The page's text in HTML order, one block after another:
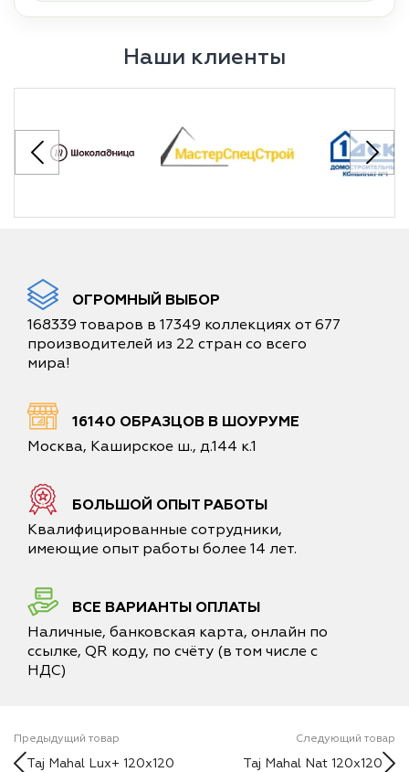
Наши клиенты
ОГРОМНЫЙ ВЫБОР
168339 товаров в 17349 коллекциях от 677
производителей из 22 стран со всего
мира!
16140 ОБРАЗЦОВ В ШОУРУМЕ
Москва, Каширское ш., д.144 к.1
БОЛЬШОЙ ОПЫТ РАБОТЫ
Квалифицированные сотрудники,
имеющие опыт работы более 14 лет.
ВСЕ ВАРИАНТЫ ОПЛАТЫ
Наличные, банковская карта, онлайн по
ссылке, QR коду, по счёту (в том числе с
НДС)
Предыдущий товар
Taj Mahal Lux+ 120x120
Следующий товар
Taj Mahal Nat 120x120